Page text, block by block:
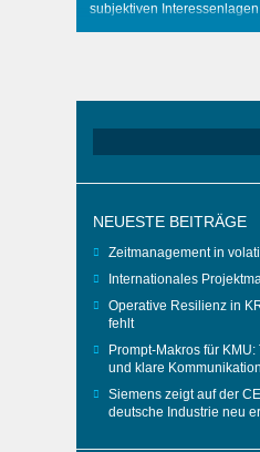
subjektiven
September 1st, 2022 by
NEUESTE BEITRÄGE
Zeitmanagement in
Internationales
Operative Resilienz in
fehlt
Prompt-Makros für
und klare Kommunikation
Siemens zeigt auf der
deutsche Industrie neu